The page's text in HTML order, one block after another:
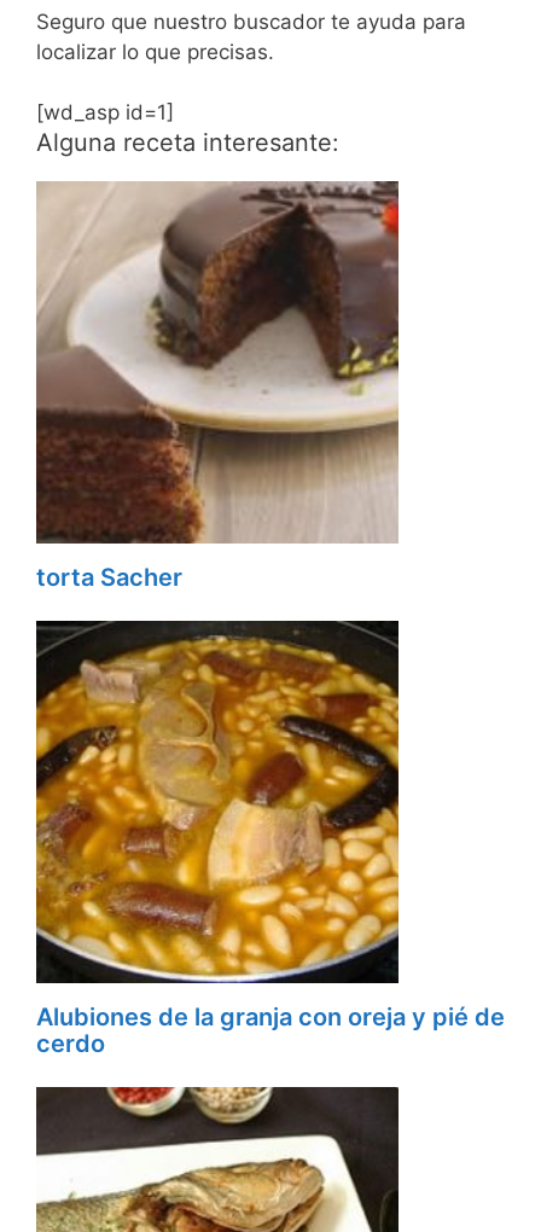
Seguro que nuestro buscador te ayuda para
localizar lo que precisas.
[wd_asp id=1]
Alguna receta interesante:
torta Sacher
Alubiones de la granja con oreja y pié de
cerdo